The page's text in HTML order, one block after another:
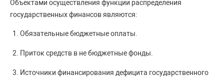
Объектами осуществления функции распределения
государственных финансов являются:
Обязательные бюджетные оплаты.
Приток средств в не бюджетные фонды.
Источники финансирования дефицита государственного